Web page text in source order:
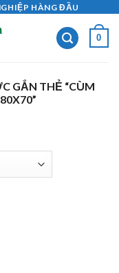
HÀNG ĐẦU
0
GẮN THẺ “CÙM